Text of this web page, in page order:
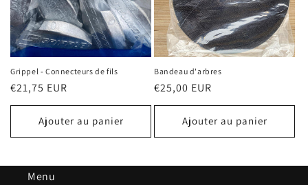
Grippel - Connecteurs de fils
Prix
habituel
€21,75 EUR
Ajouter au panier
Bandeau d'arbres
Prix
habituel
€25,00 EUR
Ajouter au panier
Menu